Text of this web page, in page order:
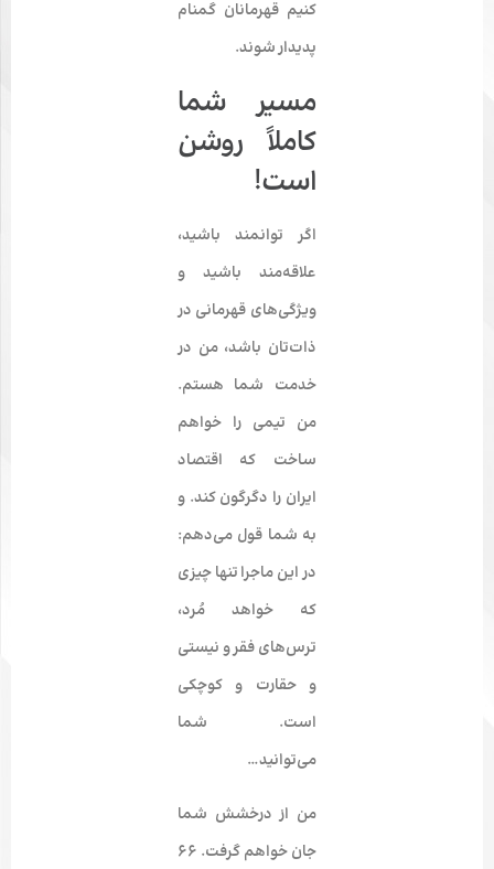
کنیم قهرمانان گمنام
پدیدار شوند.
مسیر شما
کاملاً روشن
است!
اگر توانمند باشید،
علاقه‌مند باشید و
ویژگی‌های قهرمانی در
ذات‌تان باشد، من در
خدمت شما هستم.
من تیمی را خواهم
ساخت که اقتصاد
ایران را دگرگون کند.و
به شما قول می‌دهم:
در این ماجرا تنها چیزی
که خواهد مُرد،
ترس‌های فقر و نیستی
و حقارت و کوچکی
است. شما
می‌توانید…
من از درخشش شما
جان خواهم گرفت. ۶۶